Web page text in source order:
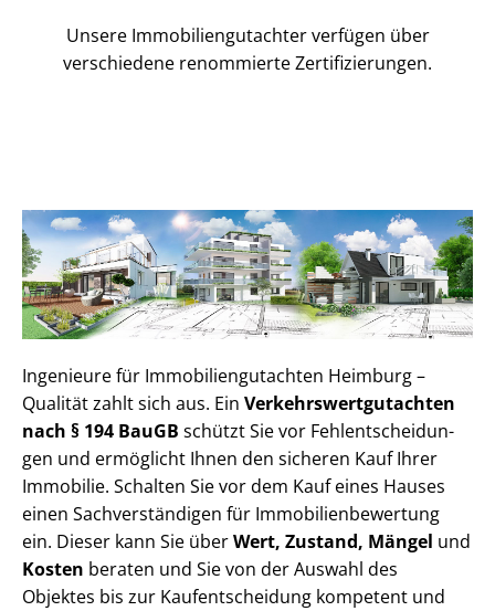
Unsere Immobilien­gutachter verfügen über
verschiedene renommierte Zer­ti­fi­zie­run­gen.
Ingenieure für Im­mo­bi­li­en­gut­ach­ten Heimburg –
Qualität zahlt sich aus. Ein Ver­kehrs­wert­gut­ach­ten
nach § 194 BauGB schützt Sie vor Fehl­ent­schei­dun­
gen und ermöglicht Ihnen den sicheren Kauf Ihrer
Immobilie. Schalten Sie vor dem Kauf eines Hauses
einen Sach­ver­stän­di­gen für Im­mo­bi­li­en­be­wer­tung
ein. Dieser kann Sie überWert, Zustand, Mängel und
Kosten beraten und Sie von der Auswahl des
Objektes bis zur Kauf­ent­schei­dung kompetent und